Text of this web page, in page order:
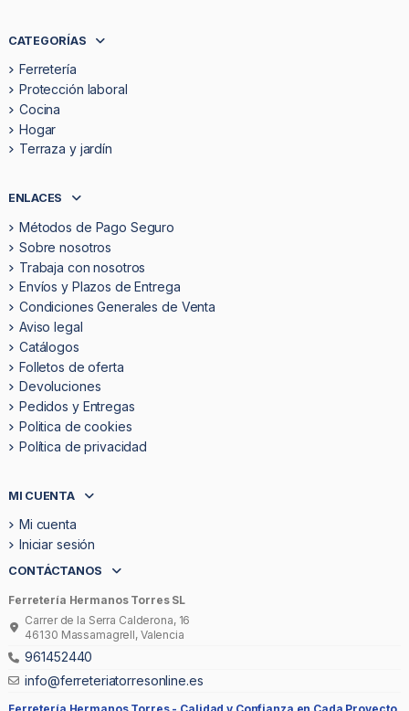
CATEGORÍAS
Ferretería
Protección laboral
Cocina
Hogar
Terraza y jardín
ENLACES
Métodos de Pago Seguro
Sobre nosotros
Trabaja con nosotros
Envíos y Plazos de Entrega
Condiciones Generales de Venta
Aviso legal
Catálogos
Folletos de oferta
Devoluciones
Pedidos y Entregas
Politica de cookies
Política de privacidad
MI CUENTA
Mi cuenta
Iniciar sesión
CONTÁCTANOS
Ferretería Hermanos Torres SL
Carrer de la Serra Calderona, 16
46130 Massamagrell, Valencia
961452440
info@ferreteriatorresonline.es